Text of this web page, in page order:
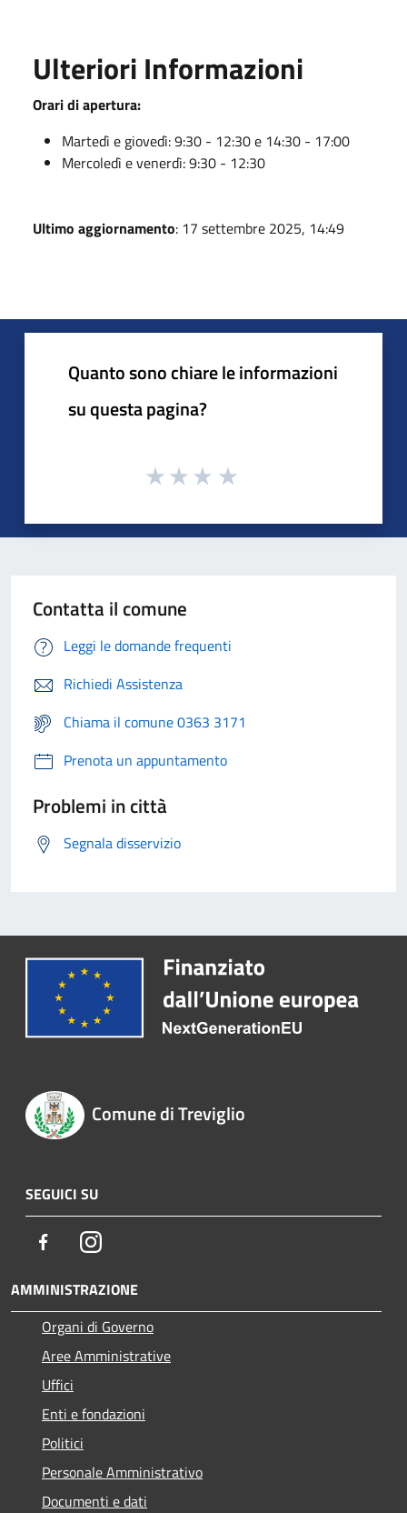
Ulteriori Informazioni
Orari di apertura:
Martedì e giovedì: 9:30 - 12:30 e 14:30 - 17:00
Mercoledì e venerdì: 9:30 - 12:30
Ultimo aggiornamento: 17 settembre 2025, 14:49
Quanto sono chiare le informazioni
su questa pagina?
Contatta il comune
Leggi le domande frequenti
Richiedi Assistenza
Chiama il comune 0363 3171
Prenota un appuntamento
Problemi in città
Segnala disservizio
Comune di Treviglio
SEGUICI SU
FacebookInstagram
AMMINISTRAZIONE
Organi di Governo
Aree Amministrative
Uffici
Enti e fondazioni
Politici
Personale Amministrativo
Documenti e dati